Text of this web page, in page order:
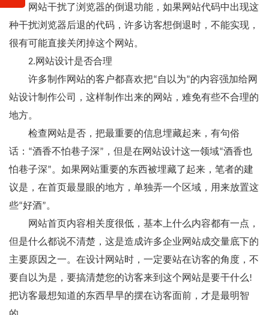
网站干扰了浏览器的倒退功能，如果网站代码中出现这
种干扰浏览器后退的代码，许多访客想倒退时，不能实现，
很有可能直接关闭掉这个网站。
2.网站设计是否合理
许多制作网站的客户都喜欢把“自以为”的内容强加给网
站设计制作公司，这样制作出来的网站，难免有些不合理的
地方。
检查网站是否，把最重要的信息埋藏起来，有句俗
话：“酒香不怕巷子深”，但是在网站设计这一领域“酒香也
怕巷子深”。如果网站重要的东西被埋藏了起来，笔者的建
议是，在首页最显眼的地方，单独弄一个区域，用来放置这
些“好酒”。
网站首页内容相关度很低，基本上什么内容都有一点，
但是什么都说不清楚，这是造成许多企业网站成交量底下的
主要原因之一。在设计网站时，一定要站在访客的角度，不
要自以为是，要搞清楚您的访客来到这个网站是要干什么!
把访客最想知道的东西早早的摆在访客面前，才是最明智